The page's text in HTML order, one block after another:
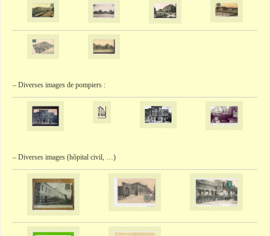
– Diverses images de pompiers :
– Diverses images (hôpital civil, …)